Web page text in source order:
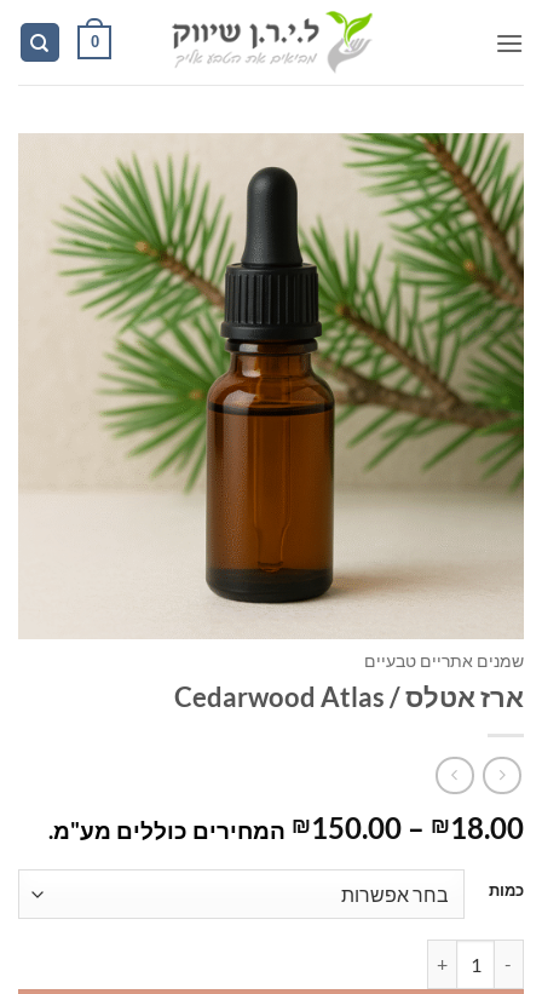
0
שמנים אתריים טבעיים
ארז אטלס / Cedarwood Atlas
₪18.00
–
₪150.00
טווח
עד
המחירים כוללים מע"מ.
כמות